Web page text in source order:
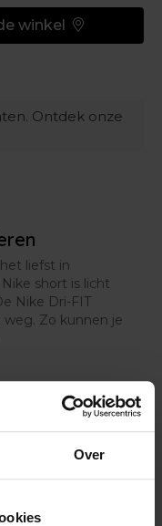
Over
winkel
Ontdek onze
liefst in
short is licht
Nike Dri-FIT
Zo kunnen je